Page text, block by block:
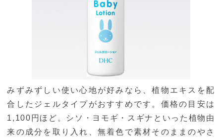
みずみずしい使い心地が好みなら、植物エキスを配
合したジェルタイプがおすすめです。価格の目安は
1,100円ほど。シソ・ヨモギ・スギナといった植物由
来の成分を取り入れ、無着色で素材そのままのやさ